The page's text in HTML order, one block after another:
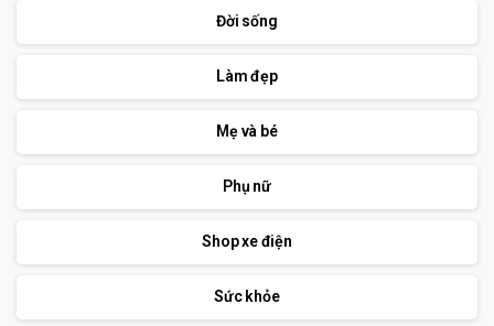
Đời sống
Làm đẹp
Mẹ và bé
Phụ nữ
Shop xe điện
Sức khỏe